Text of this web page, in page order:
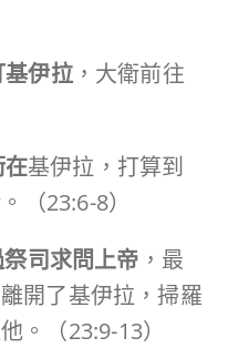
伊拉，大衛前往
基伊拉，打算到
（23:6-8）
司求問上帝 ，最
開了基伊拉，掃羅
。（23:9-13）